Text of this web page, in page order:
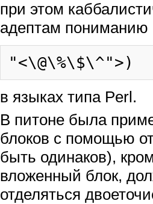
при этом
адептам пониманию
в языках типа Perl.
В питоне была
блоков с помощью
быть одинаков),
вложенный блок,
отделяться